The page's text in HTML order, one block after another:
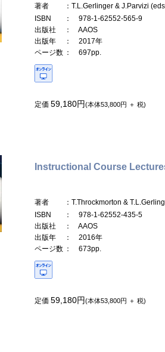
著者
：T.L.Gerlinger & J.Parvizi
ISBN
： 978-1-62552-565-9
出版社
： AAOS
出版年
： 2017年
ページ数 ： 697pp.
定価 59,180円(本体53,800円 ＋ 税)
Instructional Course
著者
：T.Throckmorton &
ISBN
： 978-1-62552-435-5
出版社
： AAOS
出版年
： 2016年
ページ数 ： 673pp.
定価 59,180円(本体53,800円 ＋ 税)